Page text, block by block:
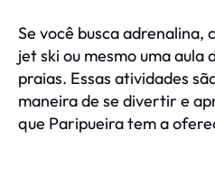
Se você busca adrenalina,
jet ski ou mesmo uma aula
praias. Essas atividades
maneira de se divertir e
que Paripueira tem a